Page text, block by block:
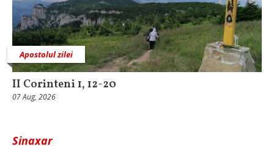
Apostolul zilei
II Corinteni 1, 12-20
07 Aug, 2026
Sinaxar